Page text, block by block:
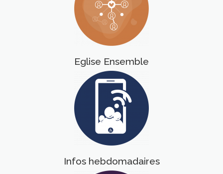
Eglise Ensemble
Infos hebdomadaires